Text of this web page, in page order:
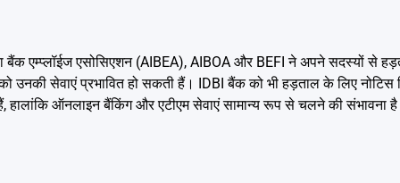
बैंक एम्प्लॉईज एसोसिएशन (AIBEA), AIBOA और BEFI ने अपने सदस्यों से
सेवाएं प्रभावित हो सकती हैं। IDBI बैंक को भी हड़ताल के लिए
हालांकि ऑनलाइन बैंकिंग और एटीएम सेवाएं सामान्य रूप से चलने की संभावना